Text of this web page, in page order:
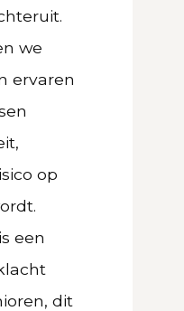
we
ervaren
op
is een
dit